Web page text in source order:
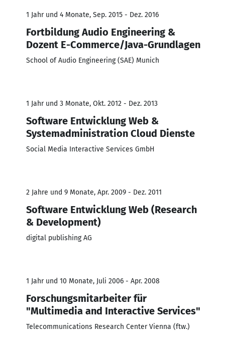
1 Jahr und 4 Monate, Sep. 2015 - Dez. 2016
Fortbildung Audio Engineering &
Dozent E-Commerce/Java-Grundlagen
School of Audio Engineering (SAE) Munich
1 Jahr und 3 Monate, Okt. 2012 - Dez. 2013
Software Entwicklung Web &
Systemadministration Cloud Dienste
Social Media Interactive Services GmbH
2 Jahre und 9 Monate, Apr. 2009 - Dez. 2011
Software Entwicklung Web (Research
& Development)
digital publishing AG
1 Jahr und 10 Monate, Juli 2006 - Apr. 2008
Forschungsmitarbeiter für
"Multimedia and Interactive Services"
Telecommunications Research Center Vienna (ftw.)